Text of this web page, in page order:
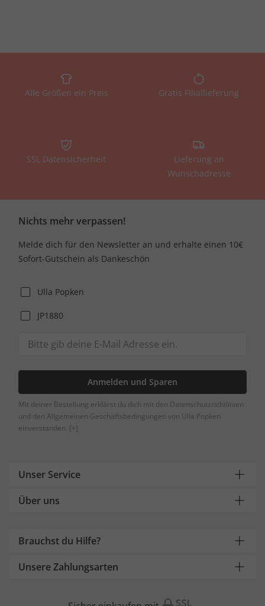
Alle Größen ein Preis Gratis Filiallieferung
SSL Datensicherheit
Lieferung an
Wunschadresse
Nichts mehr verpassen!
Melde dich für den Newsletter an und erhalte einen 10€
Sofort-Gutschein als Dankeschön
Ulla Popken
JP1880
Anmelden und Sparen
Mit deiner Bestellung erklärst du dich mit den Datenschutzrichtlinien
und den Allgemeinen Geschäftsbedingungen von Ulla Popken
einverstanden. [+]
Unser Service
Über uns
Brauchst du Hilfe?
Unsere Zahlungsarten